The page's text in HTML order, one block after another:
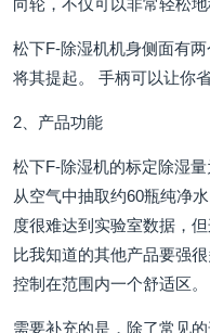
向轮，不仅可以非常轻松
松下F-除湿机机身侧面有
将其提起。 手柄可以让你
2、产品功能
松下F-除湿机的标定除湿
从空气中抽取约60瓶纯净
度很难达到实验室数据，
比我知道的其他产品要强
控制在范围内一个舒适区。
需要补充的是，除了常见